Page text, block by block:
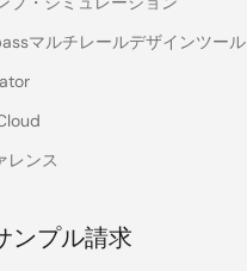
マルチレールデザインツール
レンス
ンプル請求